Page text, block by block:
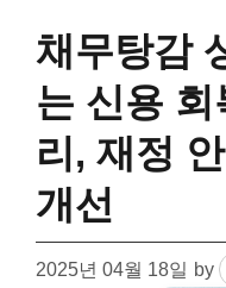
채무탕감
는 신용
리, 재정
개선
2025년 04월 18일 by